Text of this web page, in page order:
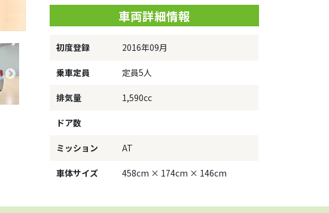
車両詳細情報
初度登録 2016年09月
乗車定員 定員5人
排気量 1,590cc
ドア数
ミッション AT
車体サイズ 458cm × 174cm × 146cm